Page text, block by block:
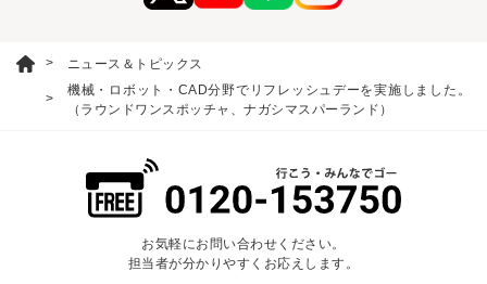
ニュース＆トピックス
機械・ロボット・CAD分野でリフレッシュデーを実施しました。
（ラウンドワンスポッチャ、ナガシマスパーランド）
お気軽にお問い合わせください。
担当者が分かりやすくお応えします。